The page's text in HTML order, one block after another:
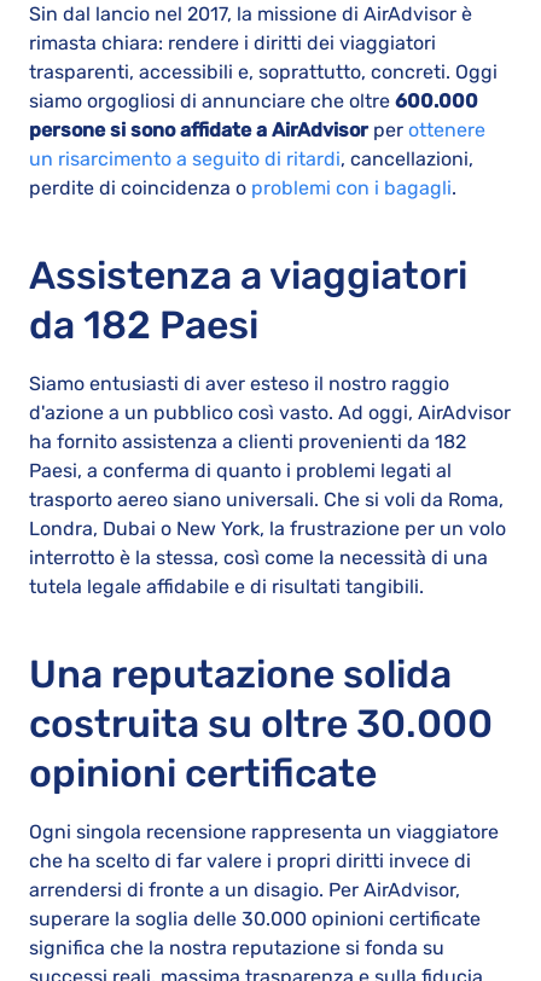
Sin dal lancio nel 2017, la missione di AirAdvisor è
rimasta chiara: rendere i diritti dei viaggiatori
trasparenti, accessibili e, soprattutto, concreti. Oggi
siamo orgogliosi di annunciare che oltre 600.000
persone si sono affidate a AirAdvisorper ottenere
un risarcimento a seguito di ritardi, cancellazioni,
perdite di coincidenza o problemi con i bagagli.
Assistenza a viaggiatori
da 182 Paesi
Siamo entusiasti di aver esteso il nostro raggio
d'azione a un pubblico così vasto. Ad oggi, AirAdvisor
ha fornito assistenza a clienti provenienti da 182
Paesi, a conferma di quanto i problemi legati al
trasporto aereo siano universali. Che si voli da Roma,
Londra, Dubai o New York, la frustrazione per un volo
interrotto è la stessa, così come la necessità di una
tutela legale affidabile e di risultati tangibili.
Una reputazione solida
costruita su oltre 30.000
opinioni certificate
Ogni singola recensione rappresenta un viaggiatore
che ha scelto di far valere i propri diritti invece di
arrendersi di fronte a un disagio. Per AirAdvisor,
superare la soglia delle 30.000 opinioni certificate
significa che la nostra reputazione si fonda su